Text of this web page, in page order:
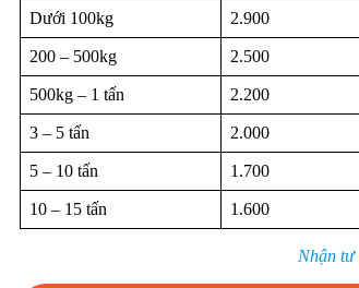
Dưới 100kg 2.900
200 – 500kg 2.500
500kg – 1 tấn 2.200
3 – 5 tấn 2.000
5 – 10 tấn 1.700
10 – 15 tấn 1.600
Nhận tư